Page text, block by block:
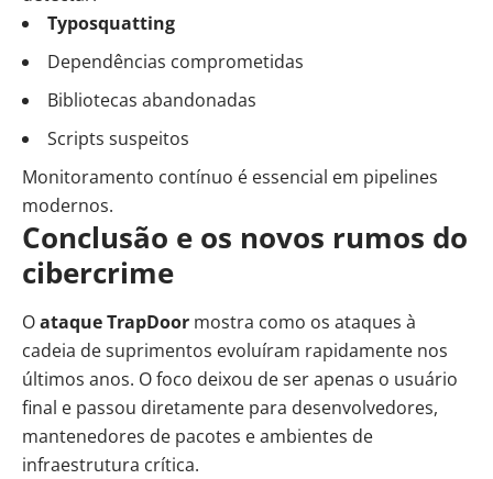
Typosquatting
Dependências comprometidas
Bibliotecas abandonadas
Scripts suspeitos
Monitoramento contínuo é essencial em pipelines
modernos.
Conclusão e os novos rumos do
cibercrime
Oataque TrapDoor mostra como os ataques à
cadeia de suprimentos evoluíram rapidamente nos
últimos anos. O foco deixou de ser apenas o usuário
final e passou diretamente para desenvolvedores,
mantenedores de pacotes e ambientes de
infraestrutura crítica.